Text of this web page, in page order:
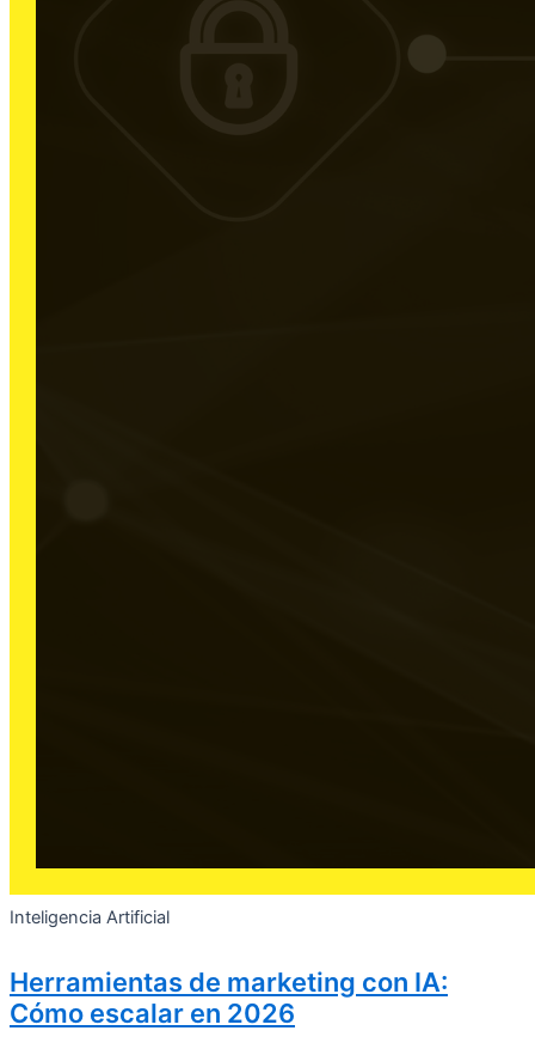
Inteligencia Artificial
Herramientas de marketing con IA:
Cómo escalar en 2026